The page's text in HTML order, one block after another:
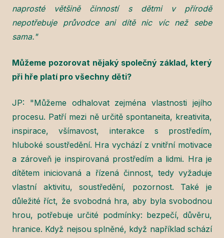
naprosté většině činností s dětmi v přírodě
nepotřebuje průvodce ani dítě nic víc než sebe
sama."
Můžeme pozorovat nějaký společný základ, který
při hře platí pro všechny děti?
JP: "Můžeme odhalovat zejména vlastnosti jejího
procesu. Patří mezi ně určitě spontaneita, kreativita,
inspirace, všímavost, interakce s prostředím,
hluboké soustředění. Hra vychází z vnitřní motivace
a zároveň je inspirovaná prostředím a lidmi. Hra je
dítětem iniciovaná a řízená činnost, tedy vyžaduje
vlastní aktivitu, soustředění, pozornost. Také je
důležité říct, že svobodná hra, aby byla svobodnou
hrou, potřebuje určité podmínky: bezpečí, důvěru,
hranice. Když nejsou splněné, když například schází